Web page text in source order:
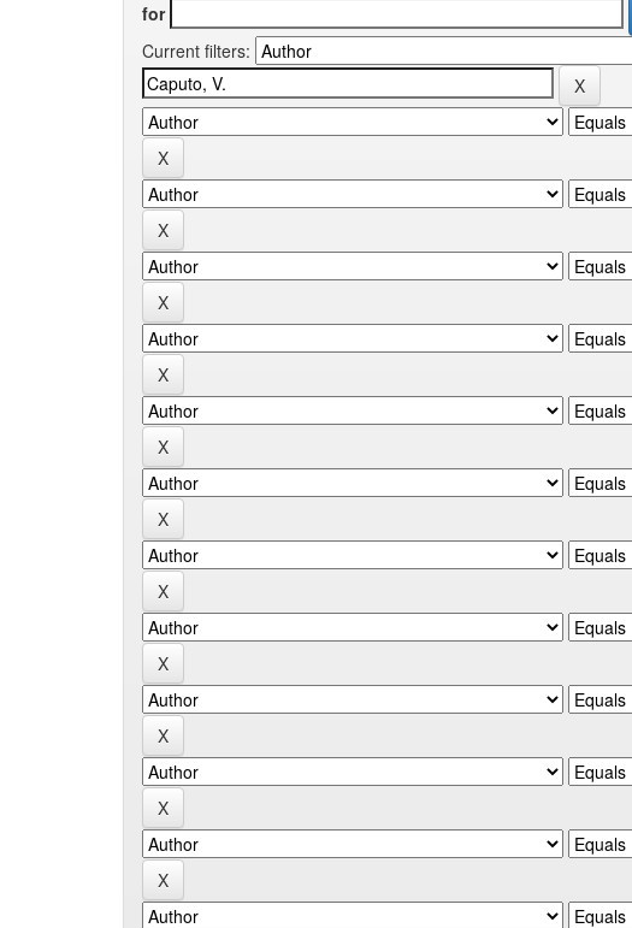
for
Current filters: